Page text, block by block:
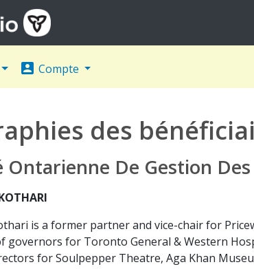
account_box Compte
des
Ontarienne De Gestion
is a former partner and vice-chair for
governors for Toronto General & Western
for Soulpepper Theatre, Aga Khan